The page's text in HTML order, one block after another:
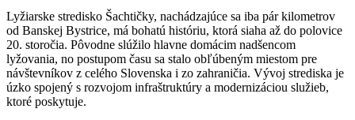
Lyžiarske stredisko Šachtičky, nachádzajúce sa iba pár kilometrov
od Banskej Bystrice, má bohatú históriu, ktorá siaha až do polovice
20. storočia. Pôvodne slúžilo hlavne domácim nadšencom
lyžovania, no postupom času sa stalo obľúbeným miestom pre
návštevníkov z celého Slovenska i zo zahraničia. Vývoj strediska je
úzko spojený s rozvojom infraštruktúry a modernizáciou služieb,
ktoré poskytuje.